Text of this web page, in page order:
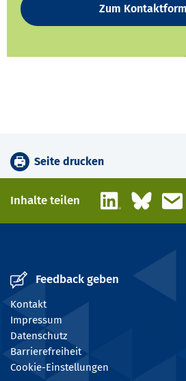
Zum
Seite drucken
Inhalte teilen LinkedInBluesky
Feedback geben
Kontakt
Impressum
Datenschutz
Barrierefreiheit
Cookie-Einstellungen